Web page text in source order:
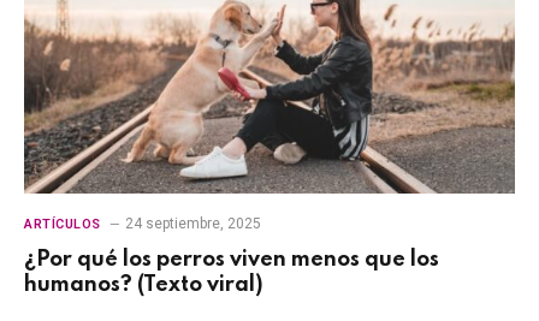
ARTÍCULOS 24 septiembre, 2025
¿Por qué los perros viven menos que los
humanos? (Texto viral)